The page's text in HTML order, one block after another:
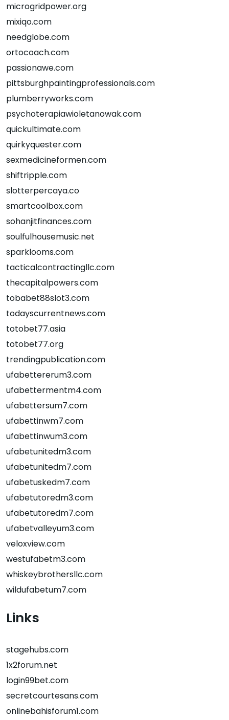
microgridpower.org
mixiqo.com
needglobe.com
ortocoach.com
passionawe.com
pittsburghpaintingprofessionals.com
plumberryworks.com
psychoterapiawioletanowak.com
quickultimate.com
quirkyquester.com
sexmedicineformen.com
shiftripple.com
slotterpercaya.co
smartcoolbox.com
sohanjitfinances.com
soulfulhousemusic.net
sparklooms.com
tacticalcontractingllc.com
thecapitalpowers.com
tobabet88slot3.com
todayscurrentnews.com
totobet77.asia
totobet77.org
trendingpublication.com
ufabettererum3.com
ufabettermentm4.com
ufabettersum7.com
ufabettinwm7.com
ufabettinwum3.com
ufabetunitedm3.com
ufabetunitedm7.com
ufabetuskedm7.com
ufabetutoredm3.com
ufabetutoredm7.com
ufabetvalleyum3.com
veloxview.com
westufabetm3.com
whiskeybrothersllc.com
wildufabetum7.com
Links
stagehubs.com
1x2forum.net
login99bet.com
secretcourtesans.com
onlinebahisforum1.com